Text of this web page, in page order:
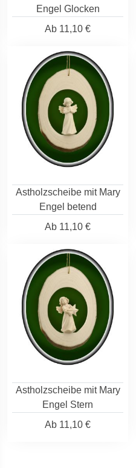
Engel Glocken
Ab 11,10 €
Astholzscheibe mit Mary
Engel betend
Ab 11,10 €
Astholzscheibe mit Mary
Engel Stern
Ab 11,10 €